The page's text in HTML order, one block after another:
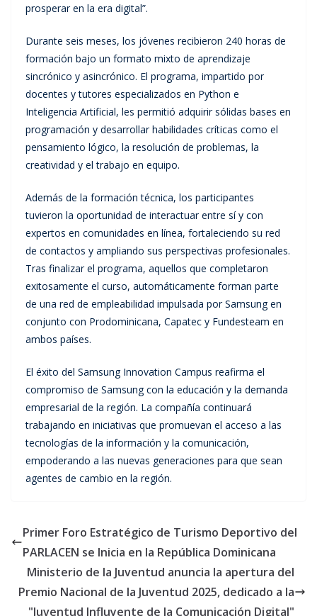
prosperar en la era digital”.
Durante seis meses, los jóvenes recibieron 240 horas de
formación bajo un formato mixto de aprendizaje
sincrónico y asincrónico. El programa, impartido por
docentes y tutores especializados en Python e
Inteligencia Artificial, les permitió adquirir sólidas bases en
programación y desarrollar habilidades críticas como el
pensamiento lógico, la resolución de problemas, la
creatividad y el trabajo en equipo.
Además de la formación técnica, los participantes
tuvieron la oportunidad de interactuar entre sí y con
expertos en comunidades en línea, fortaleciendo su red
de contactos y ampliando sus perspectivas profesionales.
Tras finalizar el programa, aquellos que completaron
exitosamente el curso, automáticamente forman parte
de una red de empleabilidad impulsada por Samsung en
conjunto con Prodominicana, Capatec y Fundesteam en
ambos países.
El éxito del Samsung Innovation Campus reafirma el
compromiso de Samsung con la educación y la demanda
empresarial de la región. La compañía continuará
trabajando en iniciativas que promuevan el acceso a las
tecnologías de la información y la comunicación,
empoderando a las nuevas generaciones para que sean
agentes de cambio en la región.
Primer Foro Estratégico de Turismo Deportivo del
PARLACEN se Inicia en la República Dominicana
Ministerio de la Juventud anuncia la apertura del
Premio Nacional de la Juventud 2025, dedicado a la
"Juventud Influyente de la Comunicación Digital"